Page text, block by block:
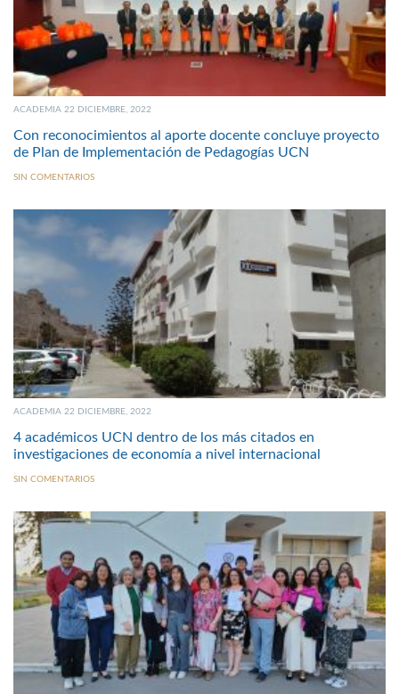
ACADEMIA 22 DICIEMBRE, 2022
Con reconocimientos al aporte docente concluye proyecto
de Plan de Implementación de Pedagogías UCN
SIN COMENTARIOS
ACADEMIA 22 DICIEMBRE, 2022
4 académicos UCN dentro de los más citados en
investigaciones de economía a nivel internacional
SIN COMENTARIOS